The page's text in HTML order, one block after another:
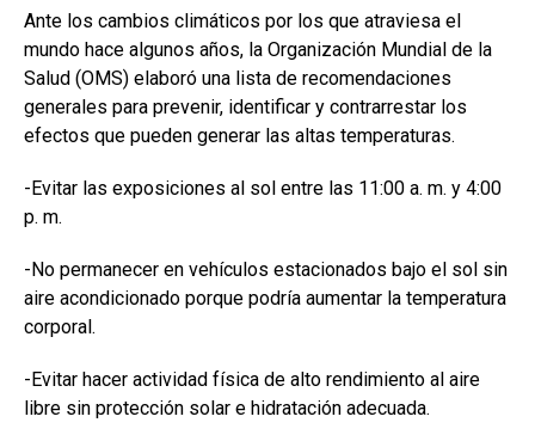
Ante los cambios climáticos por los que atraviesa el
mundo hace algunos años, la Organización Mundial de la
Salud (OMS) elaboró una lista de recomendaciones
generales para prevenir, identificar y contrarrestar los
efectos que pueden generar las altas temperaturas.
-Evitar las exposiciones al sol entre las 11:00 a. m. y 4:00
p. m.
-No permanecer en vehículos estacionados bajo el sol sin
aire acondicionado porque podría aumentar la temperatura
corporal.
-Evitar hacer actividad física de alto rendimiento al aire
libre sin protección solar e hidratación adecuada.